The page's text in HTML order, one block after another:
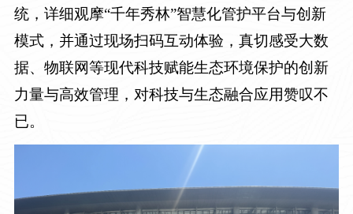
统，详细观摩“千年秀林”智慧化管护平台与创新
模式，并通过现场扫码互动体验，真切感受大数
据、物联网等现代科技赋能生态环境保护的创新
力量与高效管理，对科技与生态融合应用赞叹不
已。